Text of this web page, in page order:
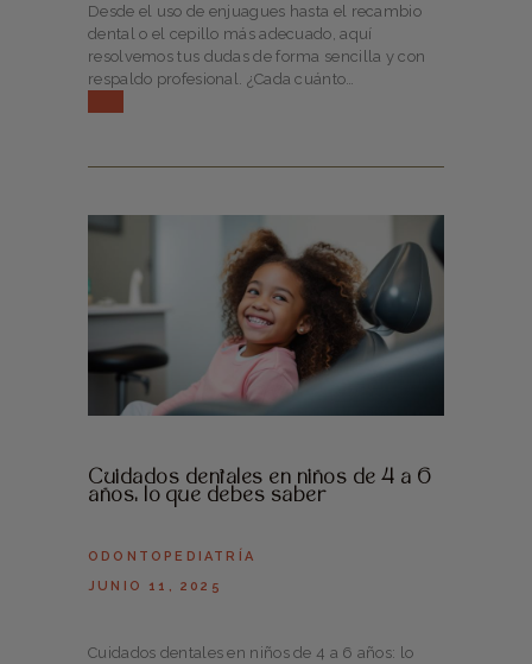
Desde el uso de enjuagues hasta el recambio
dental o el cepillo más adecuado, aquí
resolvemos tus dudas de forma sencilla y con
respaldo profesional. ¿Cada cuánto…
Cuidados dentales en niños de 4 a 6
años: lo que debes saber
ODONTOPEDIATRÍA
JUNIO 11, 2025
Cuidados dentales en niños de 4 a 6 años: lo